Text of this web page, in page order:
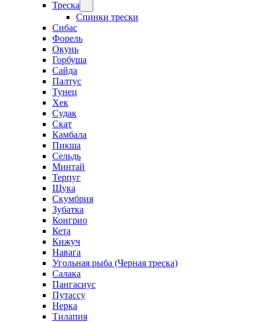
Треска
Спинки трески
Сибас
Форель
Окунь
Горбуша
Сайда
Палтус
Тунец
Хек
Судак
Скат
Камбала
Пикша
Сельдь
Минтай
Терпуг
Щука
Скумбрия
Зубатка
Конгрио
Кета
Кижуч
Навага
Угольная рыба (Черная треска)
Салака
Пангасиус
Путассу
Нерка
Тилапия